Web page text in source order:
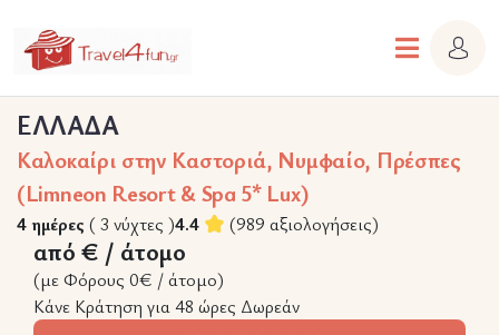
ΕΛΛΑΔΑ
Καλοκαίρι στην Καστοριά, Νυμφαίο, Πρέσπες
(Limneon Resort & Spa 5* Lux)
4 ημέρες ( 3 νύχτες )4.4 (989 αξιολογήσεις)
από € / άτομο
(με Φόρους 0€ / άτομο)
Κάνε Κράτηση για 48 ώρες Δωρεάν